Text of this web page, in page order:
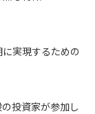
実現するための
投資家が参加し